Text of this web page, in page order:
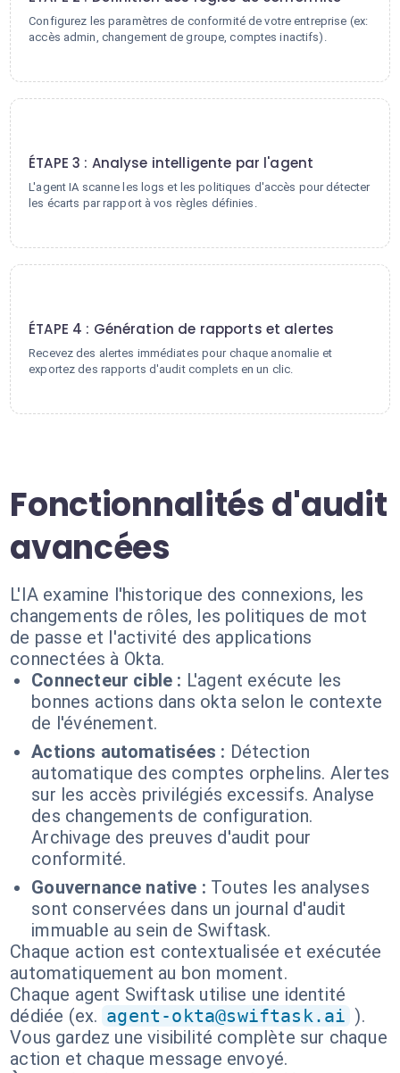
Configurez les paramètres de conformité de votre entreprise (ex:
accès admin, changement de groupe, comptes inactifs).
ÉTAPE 3 : Analyse intelligente par l'agent
L'agent IA scanne les logs et les politiques d'accès pour détecter
les écarts par rapport à vos règles définies.
ÉTAPE 4 : Génération de rapports et alertes
Recevez des alertes immédiates pour chaque anomalie et
exportez des rapports d'audit complets en un clic.
Fonctionnalités d'audit
avancées
L'IA examine l'historique des connexions, les
changements de rôles, les politiques de mot
de passe et l'activité des applications
connectées à Okta.
Connecteur cible : L'agent exécute les
bonnes actions dans okta selon le contexte
de l'événement.
Actions automatisées : Détection
automatique des comptes orphelins. Alertes
sur les accès privilégiés excessifs. Analyse
des changements de configuration.
Archivage des preuves d'audit pour
conformité.
Gouvernance native : Toutes les analyses
sont conservées dans un journal d'audit
immuable au sein de Swiftask.
Chaque action est contextualisée et exécutée
automatiquement au bon moment.
Chaque agent Swiftask utilise une identité
dédiée (ex. agent-okta@swiftask.ai ).
Vous gardez une visibilité complète sur chaque
action et chaque message envoyé.